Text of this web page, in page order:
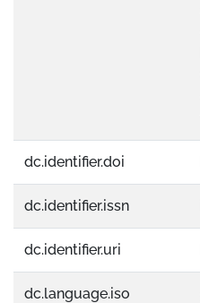
dc.identifier.doi
dc.identifier.issn
dc.identifier.uri
dc.language.iso